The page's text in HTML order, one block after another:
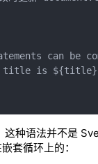
can be
is
种语法并不是
套循环上的：